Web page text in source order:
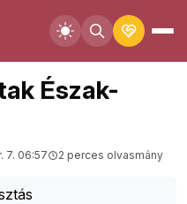
Észak-
7. 06:57 2 perces olvasmány